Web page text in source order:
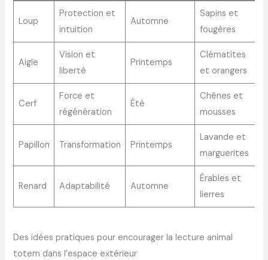
Loup
Protection et
intuition
Automne
Sapins et
fougères
Aigle
Vision et
liberté
Printemps
Clématites
et orangers
Cerf
Force et
régénération
Été
Chênes et
mousses
Papillon Transformation Printemps
Lavande et
marguerites
Renard Adaptabilité Automne
Érables et
lierres
Des idées pratiques pour encourager la lecture animal
totem dans l’espace extérieur